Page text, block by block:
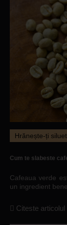
Hrănește-ți
Cum te slabeste
Cafeaua verde
un ingredient
Citeste articolul